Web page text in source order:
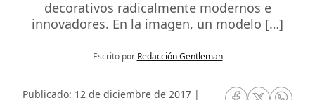
decorativos radicalmente modernos e
innovadores. En la imagen, un modelo […]
Escrito por Redacción Gentleman
Publicado: 12 de diciembre de 2017 |